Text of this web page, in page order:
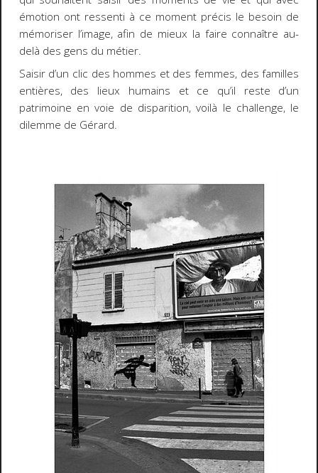
émotion ont ressenti à ce moment précis le besoin de
mémoriser l’image, afin de mieux la faire connaître au-
delà des gens du métier.
Saisir d’un clic des hommes et des femmes, des familles
entières, des lieux humains et ce qu’il reste d’un
patrimoine en voie de disparition, voilà le challenge, le
dilemme de Gérard.